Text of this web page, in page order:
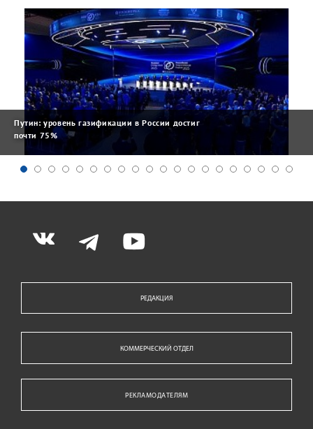
Путин: уровень газификации в России достиг
почти 75%
РЕДАКЦИЯ
КОММЕРЧЕСКИЙ ОТДЕЛ
РЕКЛАМОДАТЕЛЯМ